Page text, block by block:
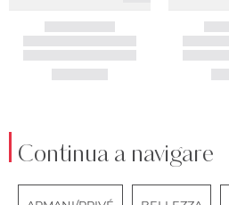
Continua a navigare